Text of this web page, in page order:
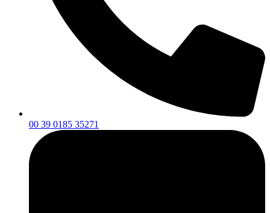
00 39 0185 35271